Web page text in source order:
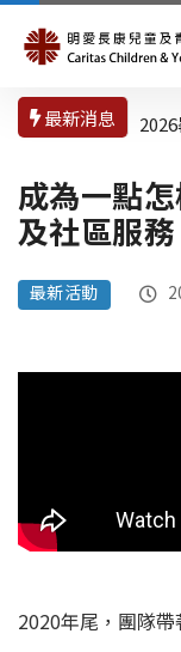
最新消息
暑期活動現已接受
成為一點
及社區服務
最新活動
2020年尾，團隊帶